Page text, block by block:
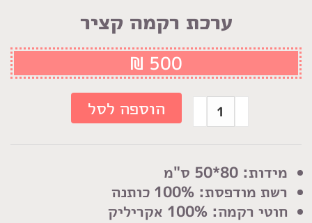
ערכת רקמה קציר
מידות: 80*50 ס"מ
רשת מודפסת: 100% כותנה
חוטי רקמה: 100% אקריליק
₪ 500
כמות
של
רקמה
קציר
הוספה לסל